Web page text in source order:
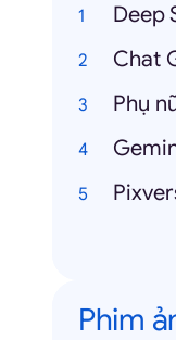
Deep
Chat
Phụ
Phim